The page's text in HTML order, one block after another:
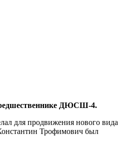
ДЮСШ-4.
для продвижения нового вида
Трофимович был